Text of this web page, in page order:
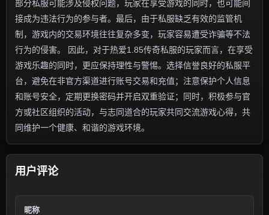
部分私服可能涉及侵权问题，玩家在享受游戏的同时，也可能间
接成为违法行为的参与者。最后，由于私服缺乏有效的监管机
制，游戏内的交易环境往往复杂多变，玩家容易遭受诈骗等不法
行为的侵害。 因此，对于热爱1.85传奇私服的玩家而言，在享受
游戏乐趣的同时，更应保持理性与警惕。选择信誉良好的私服平
台，避免在非官方渠道进行账号交易和充值；注意保护个人信息
和账号安全，定期更换密码并开启双重验证；同时，积极参与官
方或社区组织的活动，与志同道合的玩家共同交流游戏心得，共
同维护一个健康、和谐的游戏环境。
用户评论
昵称